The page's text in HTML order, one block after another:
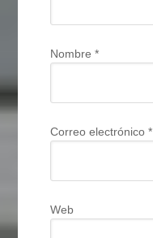
Nombre*
Correo electrónico*
Web